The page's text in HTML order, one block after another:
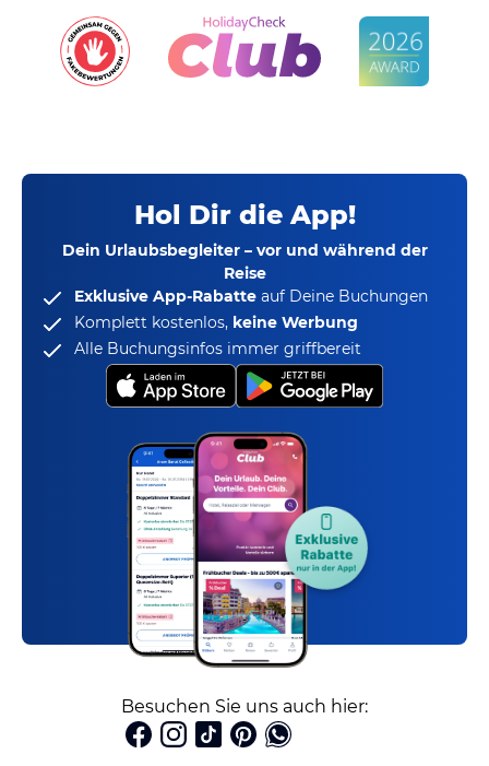
Hol Dir die App!
Dein Urlaubsbegleiter – vor und während der
Reise
Exklusive App-Rabatte auf Deine Buchungen
Komplett kostenlos, keine Werbung
Alle Buchungsinfos immer griffbereit
Besuchen Sie uns auch hier: